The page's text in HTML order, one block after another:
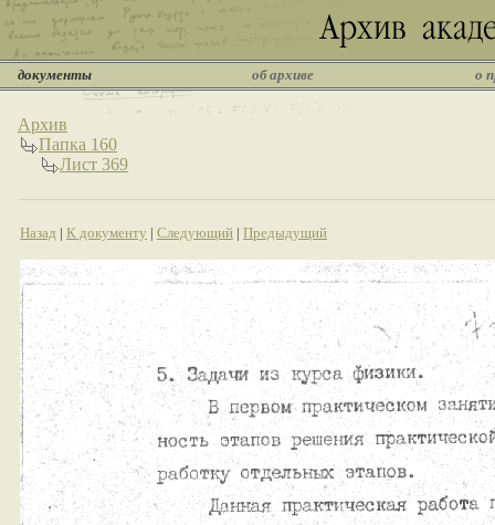
документы об архиве о
Архив
Папка 160
Лист 369
Назад | К документу | Следующий | Предыдущий